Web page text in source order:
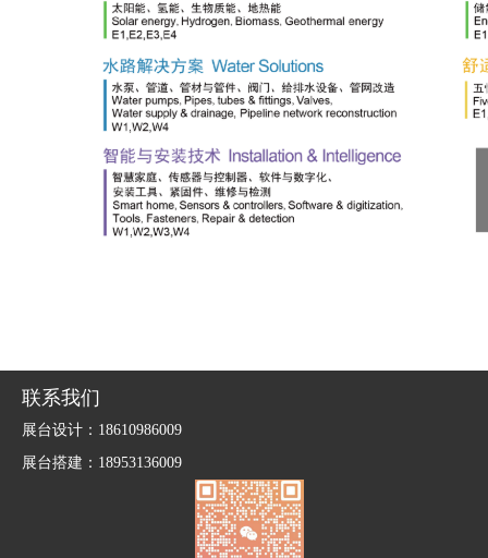
联系我们
展台设计：18610986009
展台搭建：18953136009